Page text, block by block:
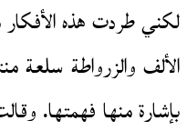
لكني طردت هذه
الألف والزرواطة
بإشارة منها فهمتها.